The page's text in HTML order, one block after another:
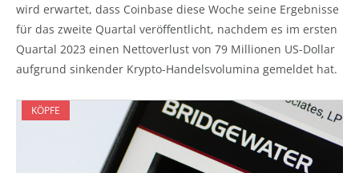
wird erwartet, dass Coinbase diese Woche seine Ergebnisse
für das zweite Quartal veröffentlicht, nachdem es im ersten
Quartal 2023 einen Nettoverlust von 79 Millionen US-Dollar
aufgrund sinkender Krypto-Handelsvolumina gemeldet hat.
KÖPFE